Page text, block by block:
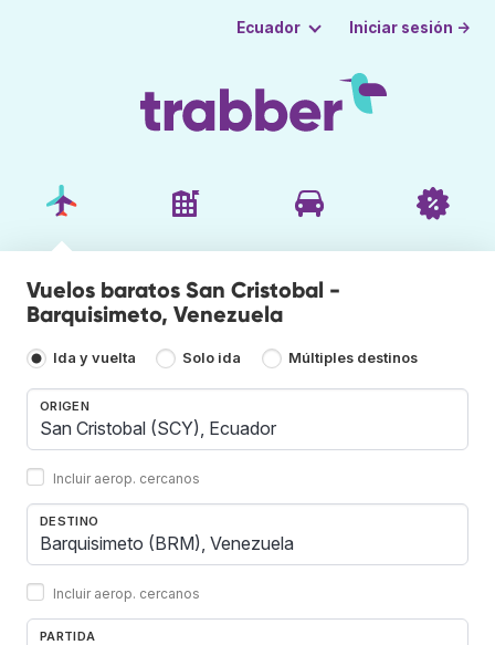
Ecuador Iniciar sesión →
Vuelos baratos San Cristobal -
Barquisimeto, Venezuela
Ida y vuelta Solo ida Múltiples destinos
ORIGEN
Incluir aerop. cercanos
DESTINO
Incluir aerop. cercanos
PARTIDA